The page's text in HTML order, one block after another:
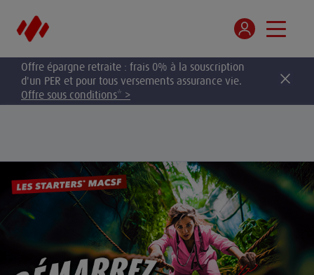
Offre épargne retraite : frais 0% à la souscription
d'un PER et pour tous versements assurance vie.
Offre sous conditions* >